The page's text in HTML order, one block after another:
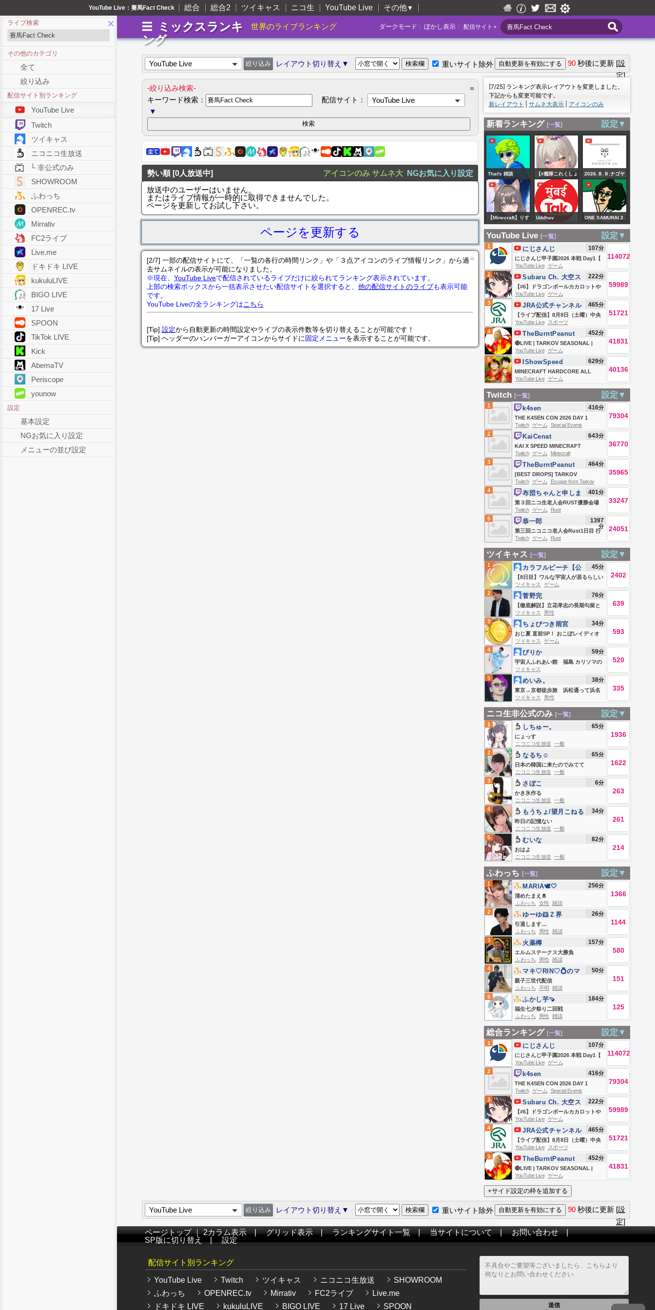
YouTube Live：賽馬Fact Check 総合 総合2 ツイキャス ニコ生 YouTube Live その他▼
ミックスランキ
ング
世界のライブランキング 配信サイト ▼
ぼかし表示
ダークモード
×
ライブ検索
その他のカテゴリ
全て
絞り込み
配信サイト別ランキング
YouTube Live
Twitch
ツイキャス
ニコニコ生放送
└ 非公式のみ
SHOWROOM
ふわっち
OPENREC.tv
Mirrativ
FC2ライブ
Live.me
ドキドキ LIVE
kukuluLIVE
BIGO LIVE
17 Live
SPOON
TikTok LIVE
Kick
AbemaTV
Periscope
younow
設定
基本設定
NGお気に入り設定
メニューの並び設定
YouTube Live レイアウト切り替え▼ 重いサイト除外 90 秒後に更新 [設
定]
-絞り込み検索-
＝
キーワード検索：
配信サイト：
YouTube Live
▼
勢い順 [0人放送中] アイコンのみ サムネ大
NGお気に入り設定
放送中のユーザーはいません。
またはライブ情報が一時的に取得できませんでした。
ページを更新してお試し下さい。
ページを更新する
＝
[2/7] 一部の配信サイトにて、「一覧の各行の時間リンク」や「３点アイコンのライブ情報リンク」から過
去サムネイルの表示が可能になりました。
※現在、 YouTube Liveで配信されているライブだけに絞られてランキング表示されています。
上部の検索ボックスから一括表示させたい配信サイトを選択すると、 他の配信サイトのライブも表示可能
です。
YouTube Liveの全ランキングはこちら
[Tip] 設定から自動更新の時間設定やライブの表示件数等を切り替えることが可能です！
[Tip] ヘッダーのハンバーガーアイコンからサイドに固定メニューを表示することが可能です。
[7/25] ランキング表示レイアウトを変更しました。
下記からも変更可能です。
新レイアウト
サムネ大表示 アイコンのみ
新着ランキング [一覧] 設定▼
That's 雑談 【#艦隊これくしょ
ん /＃艦これ】E3-4
甲ラスダン様子見
に行く！資材集め
が多分メイン！！
めい】vol.307
2026.８.８.ナゴヤ
カブキ「GOEMON
-桜華絢爛春乃眺ハ
嗚呼絶景-」
【Minecraft】りす
がまったりマイク
vtuber 🔰
#minecraft
Uddhav
Thackeray PC
LIVE | फुटीर खासदार
मोदींच्या भेटीस; ठाकरेंची
तातडीची प्रेस, काय
बोलणार?
ONE SAMURAI 2
実況解説LIVE｜野
杁正明・海人・山
北渓人…世界へ挑
説！
YouTube Live [一覧] 設定▼
1
にじさんじ甲子園2026 本戦 Day1【
#にじ甲2026_Day1 】
にじさんじ 107分
114072
YouTube Live ゲーム
2
【#6】ドラゴンボールカカロットや
るしゅばああああああああああああ
ああああああああああああああ
あ！！！！！！【ホロライブ/大空ス
バル】
Subaru Ch. 大空ス
バル
222分
59989
YouTube Live ゲーム
3
【ライブ配信】8月8日（土曜）中央
競馬全レース中継（新潟・中京・札
幌）
JRA公式チャンネル 465分
51721
YouTube Live
スポーツ
4
🔴LIVE | TARKOV SEASONAL |
DAY 5 | LABYRINTH QUEST |
GIMMICK X JOHN | FREAK BOB
FRIDAY | #BUNGULATE
TheBurntPeanut 452分
41831
YouTube Live ゲーム
5
MINECRAFT HARDCORE ALL
BOSSES DAY 1 🍄🔨🧟‍♂️ft. KaiCenat
IShowSpeed 629分
40136
YouTube Live ゲーム
Twitch [一覧] 設定▼
1
THE K4SEN CON 2026 DAY 1
k4sen 416分
79304
Twitch ゲーム Special Events
2
KAI X SPEED MINECRAFT
MARATHON BEATING ALL
BOSSES *HARDCORE* (Wither,
Warden, Elder Guardian, Ender
Dragon)
KaiCenat 643分
36770
Twitch ゲーム
Minecraft
3
[BEST DROPS] TARKOV
SEASONAL | DAY 5 | LABYRINTH
QUEST LINE | GIMMICK X JOHN |
FREAK BOB FRIDAY |
#BUNGULATE
TheBurntPeanut 464分
35965
Twitch ゲーム
Escape from Tarkov
4
第３回ニコ生老人会RUST優勝会場
お布団ちゃん、う〇ちちゃん、恭ち
ゃん、キズナ ２日目
布団ちゃんと申しま
す
401分
33247
Twitch ゲーム
Rust
5
第三回ニコニコ老人会Rust1日目 行
くぞ‼優勝
恭一郎 1397
分 24051
Twitch ゲーム Rust
ツイキャス [一覧] 設定▼
1
【8日目】ワルな宇宙人が居るらしい
Live #839242524
カラフルピーチ【公
式】
45分
2402
ツイキャス
ゲーム
2
【徹底解説】立花孝志の長期勾留と
斎藤元彦の卑劣な Live #839241604
菅野完 76分
639
ツイキャス
男性
3
おじ夏 直前SP！ おこぼレイディオ
ちょびつき雨宮 34分
593
ツイキャス
ゲーム
4
宇宙人ふれあい館 福島 カリソマの
ひまつぶし
ぴりか 59分
520
ツイキャス
5
東京→京都徒歩旅 浜松通って浜名
湖 今日もなんとか。
めいみ。 38分
335
ツイキャス 男性
ニコ生非公式のみ [一覧] 設定▼
1
にょっす
しちゅー。 65分
1936
ニコニコ生放送 一般
2
日本の韓国に来たのでみてて
なるち☺︎ 65分
1622
ニコニコ生放送 一般
3
かき氷作る
さぼこ 6分
263
ニコニコ生放送 一般
4
昨日の記憶ない
もうちょ/望月こねる 34分
261
ニコニコ生放送 一般
5
おはよ
むいな 82分
214
ニコニコ生放送 一般
ふわっち [一覧] 設定▼
1
清めたまえ🧂
MARIA🕊🤍 256分
1366
ふわっち 女性 雑談
2
引退します…
ゆーゆ🐹Ｚ界 26分
1144
ふわっち 男性 雑談
3
エルムステークス大勝負
火薬樽 157分
580
ふわっち 男性 雑談
4
親子三世代配信
マキ♡RIN♡💍のマ
マ
50分
151
ふわっち 不明 雑談
5
福生七夕祭り二回戦
ふかし芋🍠 184分
125
ふわっち 男性 雑談
総合ランキング [一覧] 設定▼
1
にじさんじ甲子園2026 本戦 Day1【
#にじ甲2026_Day1 】
にじさんじ 107分
114072
YouTube Live ゲーム
2
THE K4SEN CON 2026 DAY 1
k4sen 416分
79304
Twitch ゲーム Special Events
3
【#6】ドラゴンボールカカロットや
るしゅばああああああああああああ
ああああああああああああああ
あ！！！！！！【ホロライブ/大空ス
バル】
Subaru Ch. 大空ス
バル
222分
59989
YouTube Live ゲーム
4
【ライブ配信】8月8日（土曜）中央
競馬全レース中継（新潟・中京・札
幌）
JRA公式チャンネル 465分
51721
YouTube Live
スポーツ
5
🔴LIVE | TARKOV SEASONAL |
DAY 5 | LABYRINTH QUEST |
GIMMICK X JOHN | FREAK BOB
FRIDAY | #BUNGULATE
TheBurntPeanut 452分
41831
YouTube Live ゲーム
YouTube Live レイアウト切り替え▼ 重いサイト除外 90 秒後に更新 [設
定]
ページトップ｜2カラム表示|グリッド表示|ランキングサイト一覧|当サイトについて|お問い合わせ|
SP版に切り替え
設定
配信サイト別ランキング
YouTube Live Twitch ツイキャス ニコニコ生放送
SHOWROOM
ふわっち
OPENREC.tv Mirrativ FC2ライブ
Live.me
ドキドキ LIVE
kukuluLIVE BIGO LIVE 17 Live SPOON 送信